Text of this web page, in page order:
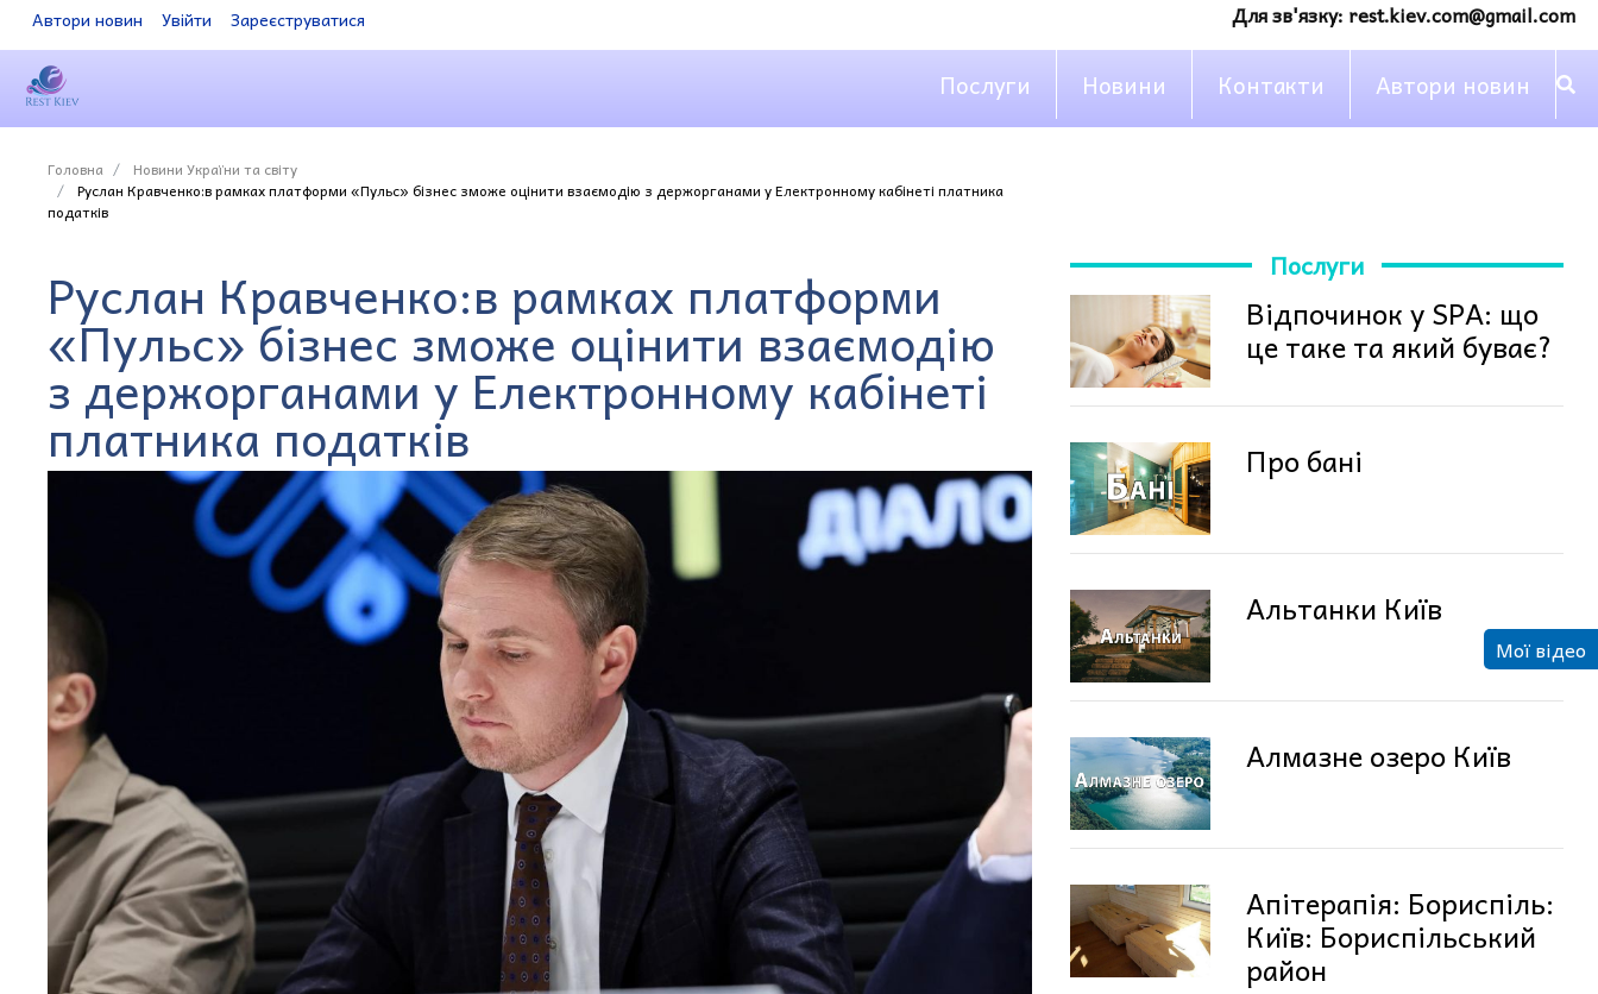
Автори новин Увійти Зареєструватися Для зв'язку: rest.kiev.com@gmail.com
Послуги Новини Контакти Автори новин
Головна
Новини України та світу
Руслан Кравченко:в рамках платформи «Пульс» бізнес зможе оцінити взаємодію з держорганами у Електронному кабінеті платника
податків
Руслан Кравченко:в рамках платформи
«Пульс» бізнес зможе оцінити взаємодію
з держорганами у Електронному кабінеті
платника податків
Послуги
Відпочинок у SPA: що
це таке та який буває?
Про бані
Альтанки Київ
Алмазне озеро Київ
Апітерапія: Бориспіль:
Київ: Бориспільський
район
Мої відео